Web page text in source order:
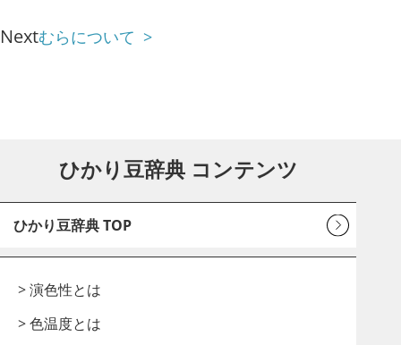
Nextむらについて
ひかり豆辞典 コンテンツ
ひかり豆辞典 TOP
> 演色性とは
> 色温度とは